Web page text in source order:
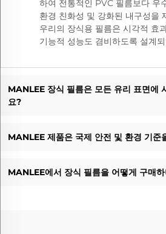
하여 전통적인 PVC 필름보다 우
환경 친화성 및 강화된 내구성을
우리의 장식용 필름은 시각적 효
기능적 성능도 겸비하도록 설계
MANLEE 장식 필름은 모든 유리 표면에
요?
MANLEE 제품은 국제 안전 및 환경 기준
MANLEE에서 장식 필름을 어떻게 구매